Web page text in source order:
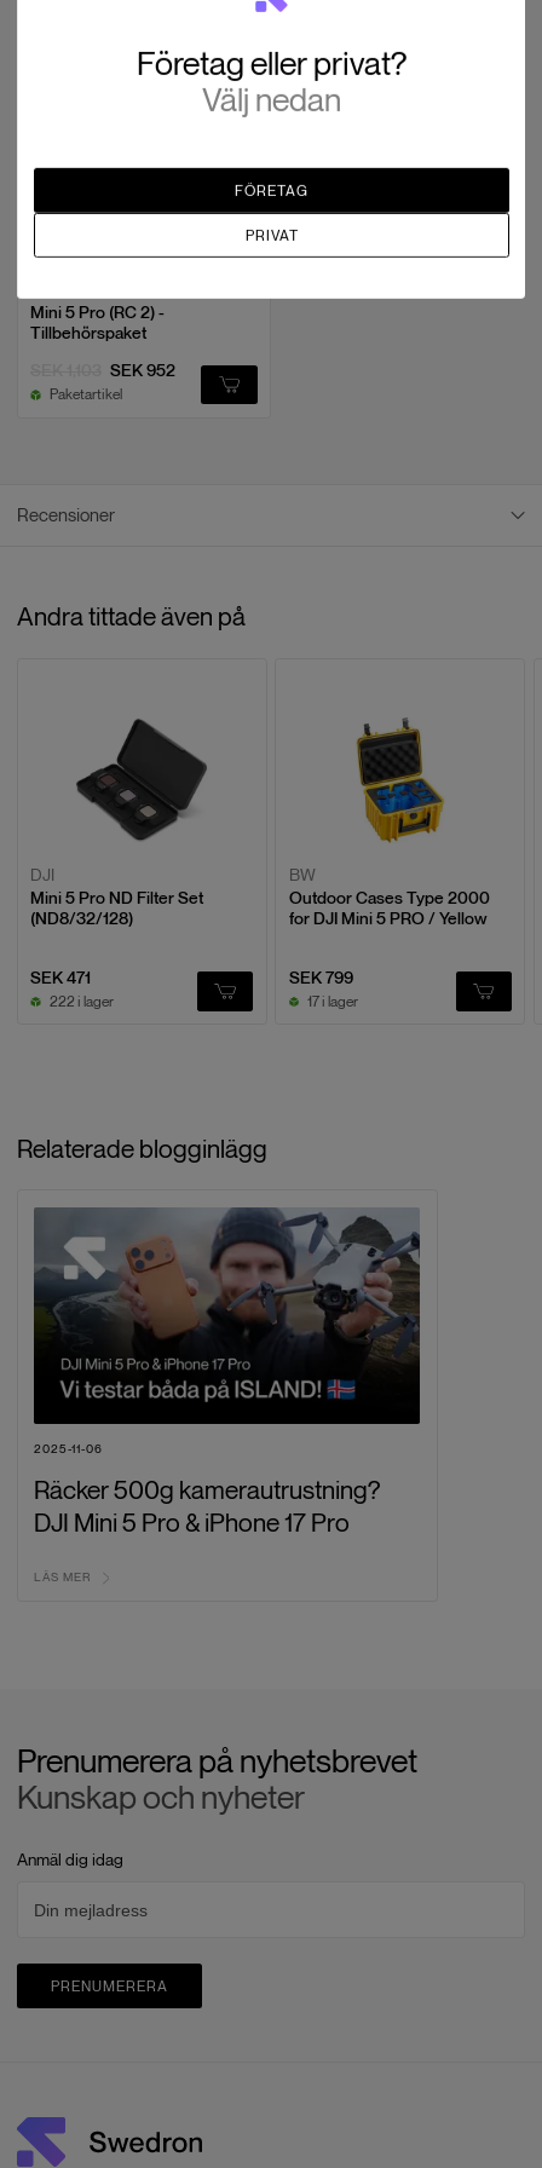
Mini 5 Pro (RC 2) -
Tillbehörspaket
SEK 952
Paketartikel
Recensioner
Andra tittade även på
DJI
Mini 5 Pro ND Filter Set
(ND8/32/128)
SEK 471
222 i lager
BW
Outdoor Cases Type 2000
for DJI Mini 5 PRO / Yellow
SEK 799
17 i lager
Relaterade blogginlägg
2025-11-06
Räcker 500g kamerautrustning?
DJI Mini 5 Pro & iPhone 17 Pro
LÄS MER
Företag eller privat?
Välj nedan
FÖRETAG
PRIVAT
Prenumerera på nyhetsbrevet
Kunskap och nyheter
Anmäl dig idag
PRENUMERERA